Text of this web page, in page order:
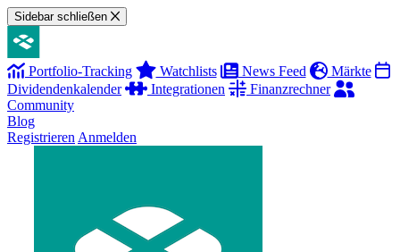
Sidebar schließen
Portfolio-Tracking Watchlists News Feed
Märkte
Dividendenkalender
Integrationen
Finanzrechner
Community
Blog
Registrieren Anmelden